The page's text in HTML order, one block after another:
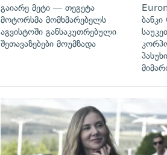
გაიარე მეტი — თეგეტა
მოტორსმა მომხმარებელს
აგვისტოში განსაკუთრებული
შეთავაზებები მოუმზადა